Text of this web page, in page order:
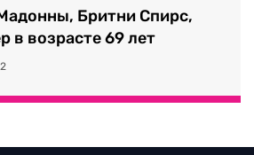
Бритни Спирс,
в возрасте 69 лет